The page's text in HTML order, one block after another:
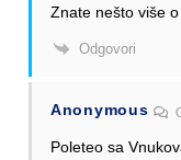
Znate nešto više
Odgovori
Anonymous
Poleteo sa